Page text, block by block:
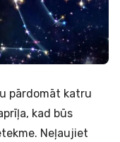
pārdomāt katru
kad būs
Neļaujiet